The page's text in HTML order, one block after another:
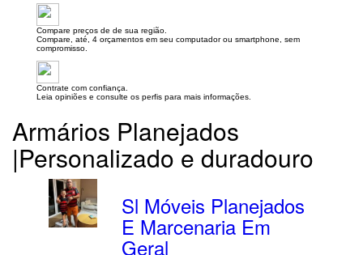
Compare preços de de sua região.
Compare, até, 4 orçamentos em seu computador ou smartphone, sem
compromisso.
Contrate com confiança.
Leia opiniões e consulte os perfis para mais informações.
Armários Planejados
|Personalizado e duradouro
Sl Móveis Planejados
E Marcenaria Em
Geral